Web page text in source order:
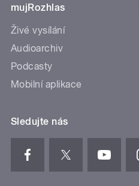
mujRozhlas
Živé vysílání
Audioarchiv
Podcasty
Mobilní aplikace
Sledujte nás